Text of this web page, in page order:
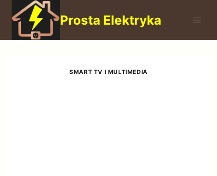
Przejdź
treści
Prosta Elektryka
SMART TV I MULTIMEDIA